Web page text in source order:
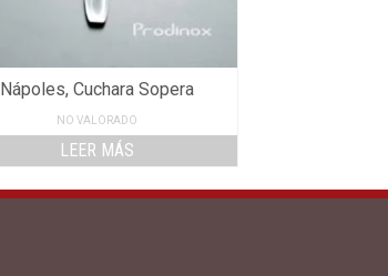
Nápoles, Cuchara Sopera
NO VALORADO
LEER MÁS